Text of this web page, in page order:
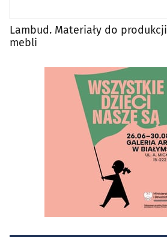
Lambud. Materiały do produkcji
mebli